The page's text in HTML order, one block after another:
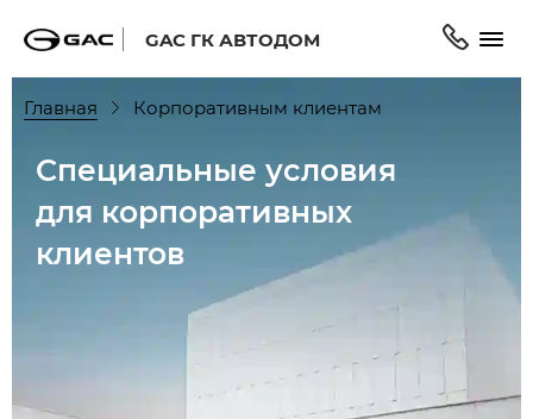
GAC ГК АВТОДОМ
Главная Корпоративным клиентам
Специальные условия
для корпоративных
клиентов